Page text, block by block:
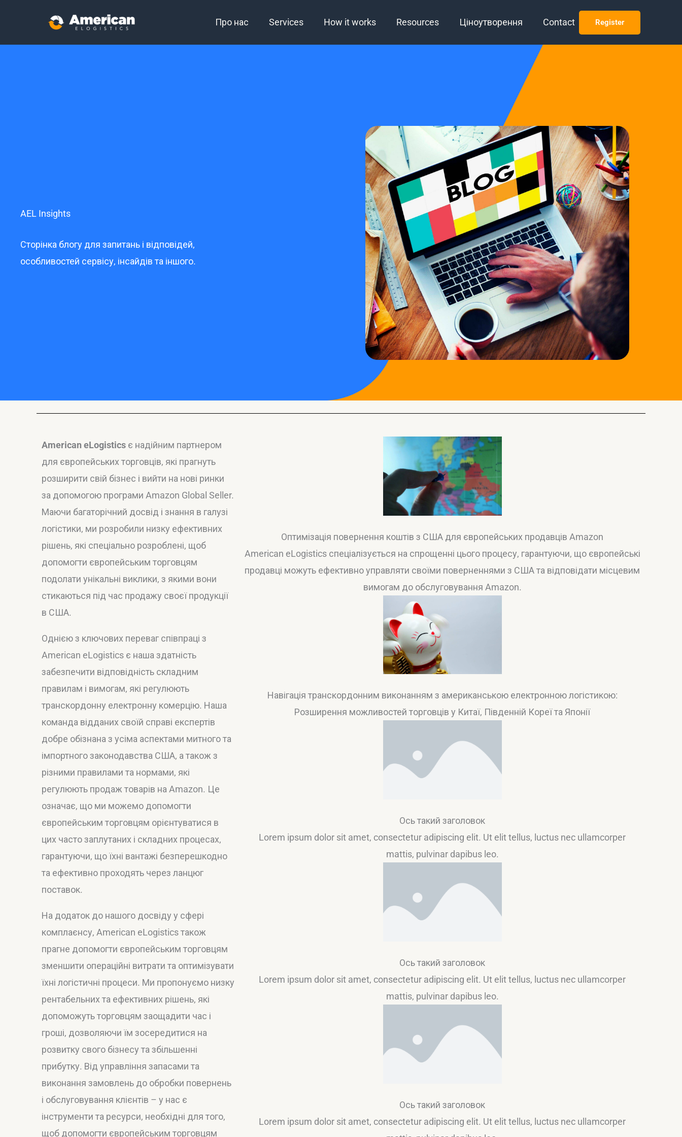
Про нас Services How it works Resources Ціноутворення Contact Register
AEL Insights
Сторінка блогу для запитань і відповідей,
особливостей сервісу, інсайдів та іншого.
American eLogistics є надійним партнером
для європейських торговців, які прагнуть
розширити свій бізнес і вийти на нові ринки
за допомогою програми Amazon Global Seller.
Маючи багаторічний досвід і знання в галузі
логістики, ми розробили низку ефективних
рішень, які спеціально розроблені, щоб
допомогти європейським торговцям
подолати унікальні виклики, з якими вони
стикаються під час продажу своєї продукції
в США.
Однією з ключових переваг співпраці з
American eLogistics є наша здатність
забезпечити відповідність складним
правилам і вимогам, які регулюють
транскордонну електронну комерцію. Наша
команда відданих своїй справі експертів
добре обізнана з усіма аспектами митного та
імпортного законодавства США, а також з
різними правилами та нормами, які
регулюють продаж товарів на Amazon. Це
означає, що ми можемо допомогти
європейським торговцям орієнтуватися в
цих часто заплутаних і складних процесах,
гарантуючи, що їхні вантажі безперешкодно
та ефективно проходять через ланцюг
поставок.
На додаток до нашого досвіду у сфері
комплаєнсу, American eLogistics також
прагне допомогти європейським торговцям
зменшити операційні витрати та оптимізувати
їхні логістичні процеси. Ми пропонуємо низку
рентабельних та ефективних рішень, які
допоможуть торговцям заощадити час і
гроші, дозволяючи їм зосередитися на
розвитку свого бізнесу та збільшенні
прибутку. Від управління запасами та
виконання замовлень до обробки повернень
і обслуговування клієнтів – у нас є
інструменти та ресурси, необхідні для того,
щоб допомогти європейським торговцям
Оптимізація повернення коштів з США для європейських продавців Amazon
American eLogistics спеціалізується на спрощенні цього процесу, гарантуючи, що європейські
продавці можуть ефективно управляти своїми поверненнями з США та відповідати місцевим
вимогам до обслуговування Amazon.
Навігація транскордонним виконанням з американською електронною логістикою:
Розширення можливостей торговців у Китаї, Південній Кореї та Японії
Ось такий заголовок
Lorem ipsum dolor sit amet, consectetur adipiscing elit. Ut elit tellus, luctus nec ullamcorper
mattis, pulvinar dapibus leo.
Ось такий заголовок
Lorem ipsum dolor sit amet, consectetur adipiscing elit. Ut elit tellus, luctus nec ullamcorper
mattis, pulvinar dapibus leo.
Ось такий заголовок
Lorem ipsum dolor sit amet, consectetur adipiscing elit. Ut elit tellus, luctus nec ullamcorper